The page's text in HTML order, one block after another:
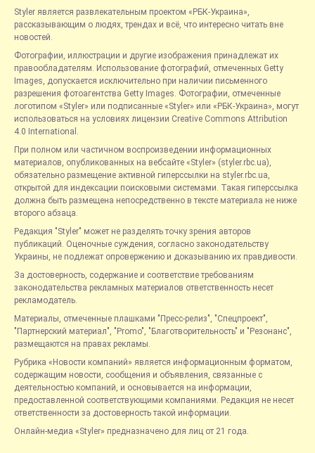
Styler является развлекательным проектом «РБК-Украина»,
рассказывающим о людях, трендах и всё, что интересно читать вне
новостей.
Фотографии, иллюстрации и другие изображения принадлежат их
правообладателям. Использование фотографий, отмеченных Getty
Images, допускается исключительно при наличии письменного
разрешения фотоагентства Getty Images. Фотографии, отмеченные
логотипом «Styler» или подписанные «Styler» или «РБК-Украина», могут
использоваться на условиях лицензии Creative Commons Attribution
4.0 International.
При полном или частичном воспроизведении информационных
материалов, опубликованных на вебсайте «Styler» (styler.rbc.ua),
обязательно размещение активной гиперссылки на styler.rbc.ua,
открытой для индексации поисковыми системами. Такая гиперссылка
должна быть размещена непосредственно в тексте материала не ниже
второго абзаца.
Редакция "Styler" может не разделять точку зрения авторов
публикаций. Оценочные суждения, согласно законодательству
Украины, не подлежат опровержению и доказыванию их правдивости.
За достоверность, содержание и соответствие требованиям
законодательства рекламных материалов ответственность несет
рекламодатель.
Материалы, отмеченные плашками "Пресс-релиз", "Спецпроект",
"Партнерский материал", "Promo", "Благотворительность" и "Резонанс",
размещаются на правах рекламы.
Рубрика «Новости компаний» является информационным форматом,
содержащим новости, сообщения и объявления, связанные с
деятельностью компаний, и основывается на информации,
предоставленной соответствующими компаниями. Редакция не несет
ответственности за достоверность такой информации.
Онлайн-медиа «Styler» предназначено для лиц от 21 года.